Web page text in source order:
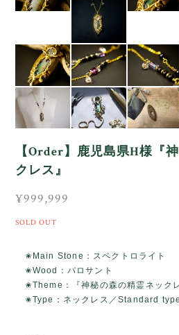
【Order】鹿児島県H様『
クレス』
¥999,999
SOLD OUT
✬Main Stone：スペクトロライト
✬Wood：パロサント
✬Theme：『神秘の森の精霊ネックレ
✬Type：ネックレス／Standard type